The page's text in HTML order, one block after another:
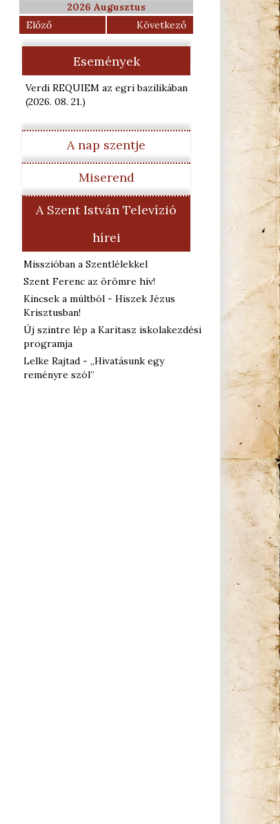
2026 Augusztus
Előző
Következő
Események
Verdi REQUIEM az egri bazilikában
(2026. 08. 21.)
A nap szentje
Miserend
A Szent István Televízió
hírei
Misszióban a Szentlélekkel
Szent Ferenc az örömre hív!
Kincsek a múltból - Hiszek Jézus
Krisztusban!
Új szintre lép a Karitasz iskolakezdési
programja
Lelke Rajtad - „Hivatásunk egy
reményre szól”